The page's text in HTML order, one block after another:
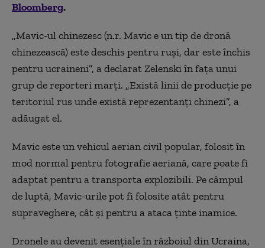
Bloomberg.
„Mavic-ul chinezesc(n.r. Mavic e un tip de dronă
chinezească) este deschis pentru ruși, dar este închis
pentru ucraineni”, a declarat Zelenski în fața unui
grup de reporteri marți. „Există linii de producție pe
teritoriul rus unde există reprezentanți chinezi”, a
adăugat el.
Mavic este unvehicul aeriancivil popular, folosit în
mod normal pentru fotografie aeriană, care poate fi
adaptat pentru a transporta explozibili. Pe câmpul
de luptă, Mavic-urile pot fi folosite atât pentru
supraveghere, cât și pentru a ataca ținte inamice.
Dronele au devenit esențiale în războiul din Ucraina,